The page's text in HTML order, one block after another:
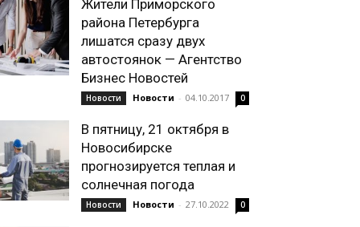
Жители Приморского
района Петербурга
лишатся сразу двух
автостоянок — Агентство
Бизнес Новостей
Новости Новости - 04.10.2017 0
В пятницу, 21 октября в
Новосибирске
прогнозируется теплая и
солнечная погода
Новости Новости - 27.10.2022 0